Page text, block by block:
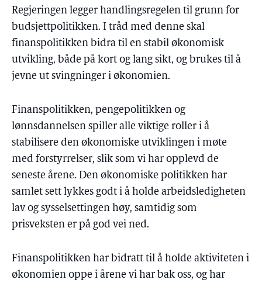
Regjeringen legger handlingsregelen til grunn for
budsjettpolitikken. I tråd med denne skal
finanspolitikken bidra til en stabil økonomisk
utvikling, både på kort og lang sikt, og brukes til å
jevne ut svingninger i økonomien.
Finanspolitikken, pengepolitikken og
lønnsdannelsen spiller alle viktige roller i å
stabilisere den økonomiske utviklingen i møte
med forstyrrelser, slik som vi har opplevd de
seneste årene. Den økonomiske politikken har
samlet sett lykkes godt i å holde arbeidsledigheten
lav og sysselsettingen høy, samtidig som
prisveksten er på god vei ned.
Finanspolitikken har bidratt til å holde aktiviteten i
økonomien oppe i årene vi har bak oss, og har